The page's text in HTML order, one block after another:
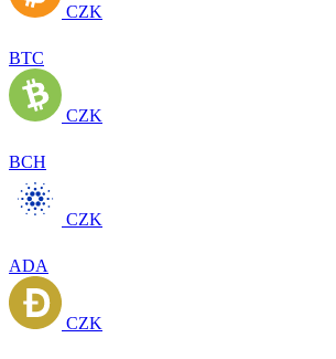
CZK
BTC
CZK
BCH
CZK
ADA
CZK